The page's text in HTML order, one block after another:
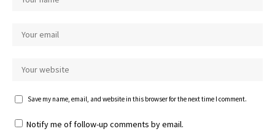
Save my name, email, and website in this browser for the next time I comment.
Notify me of follow-up comments by email.